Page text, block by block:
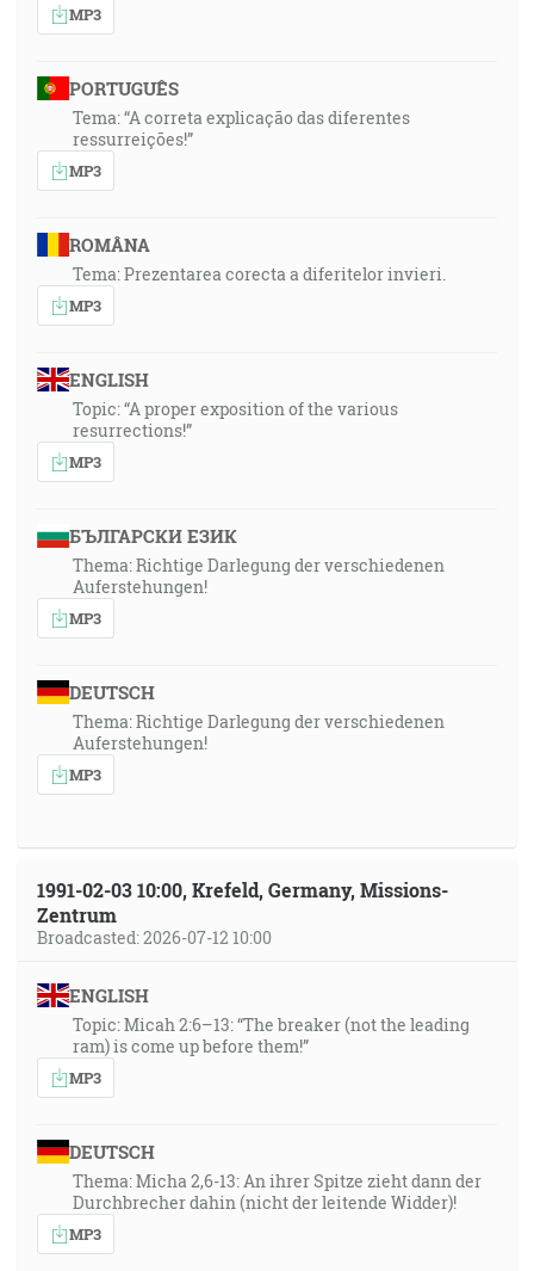
MP3
PORTUGUÊS
Tema: “A correta explicação das diferentes
ressurreições!”
MP3
ROMÂNA
Tema: Prezentarea corecta a diferitelor invieri.
MP3
ENGLISH
Topic: “A proper exposition of the various
resurrections!”
MP3
БЪЛГАРСКИ ЕЗИК
Thema: Richtige Darlegung der verschiedenen
Auferstehungen!
MP3
DEUTSCH
Thema: Richtige Darlegung der verschiedenen
Auferstehungen!
MP3
1991-02-03 10:00, Krefeld, Germany, Missions-
Zentrum
Broadcasted: 2026-07-12 10:00
ENGLISH
Topic: Micah 2:6–13: “The breaker (not the leading
ram) is come up before them!”
MP3
DEUTSCH
Thema: Micha 2,6-13: An ihrer Spitze zieht dann der
Durchbrecher dahin (nicht der leitende Widder)!
MP3